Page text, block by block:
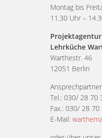
Montag bis
11.30 Uhr –
Lehrküche
Warthestr. 46
12051 Berlin
Tel.: 030/ 28 70
Fax.: 030/ 28
E-Mail: